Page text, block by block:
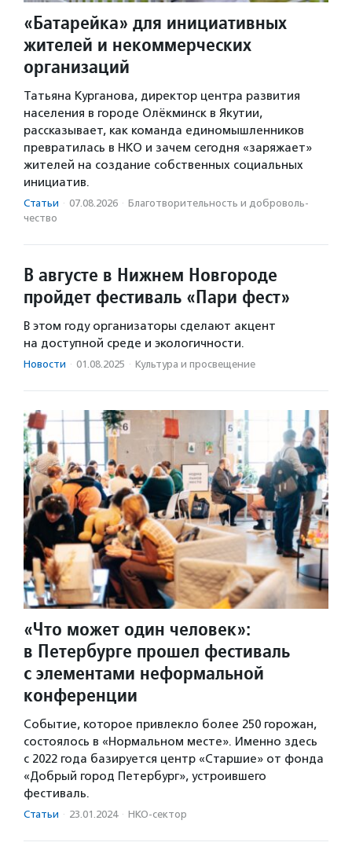
«Батарейка» для инициативных
жителей и некоммерческих
организаций
Татьяна Курганова, директор центра развития
населения в городе Олёкминск в Якутии,
рассказывает, как команда единомышленников
превратилась в НКО и зачем сегодня «заряжает»
жителей на создание собственных социальных
инициатив.
Статьи · 07.08.2026 · Благотвори­тель­ность и доброволь­
чест­во
В августе в Нижнем Новгороде
пройдет фестиваль «Пари фест»
В этом году организаторы сделают акцент
на доступной среде и экологичности.
Новости · 01.08.2025 · Культура и просвещение
«Что может один человек»:
в Петербурге прошел фестиваль
с элементами неформальной
конференции
Событие, которое привлекло более 250 горожан,
состоялось в «Нормальном месте». Именно здесь
с 2022 года базируется центр «Старшие» от фонда
«Добрый город Петербург», устроившего
фестиваль.
Статьи · 23.01.2024 · НКО-сектор